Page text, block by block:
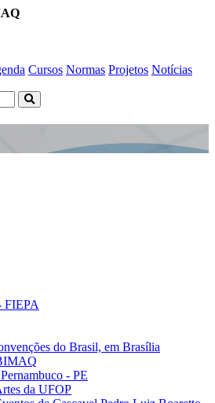
Cursos Normas Projetos Notícias
FIEPA
do Brasil, em Brasília
- PE
da UFOP